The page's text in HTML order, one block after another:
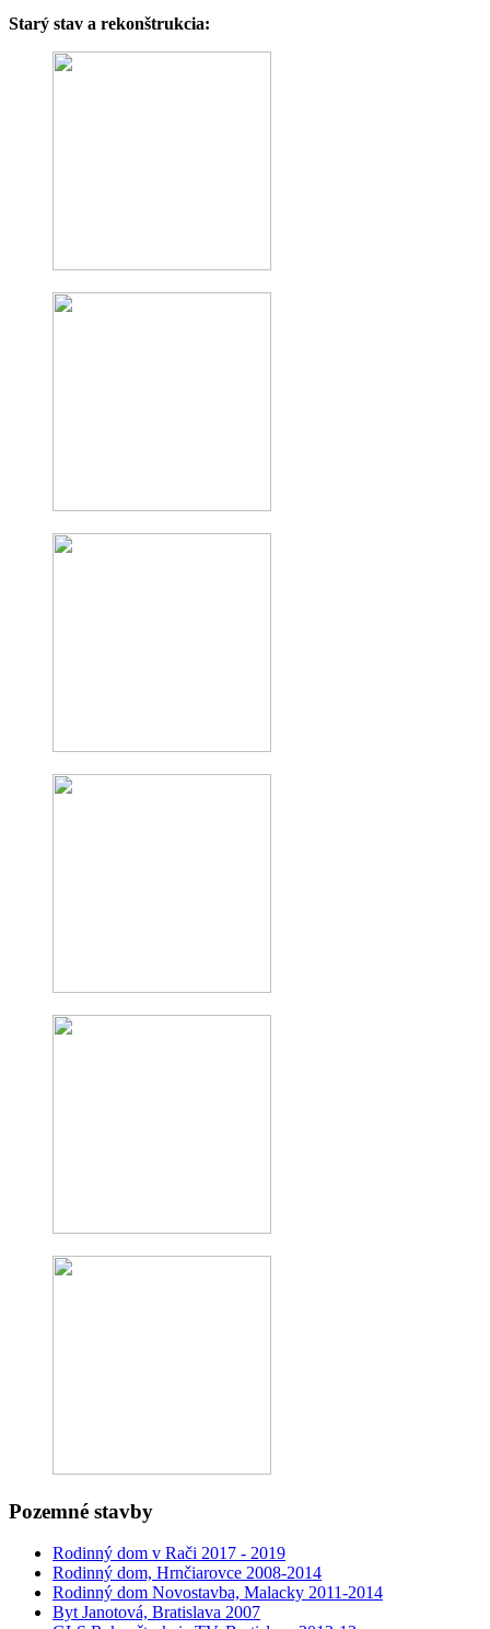
Starý stav a rekonštrukcia:
Pozemné stavby
Rodinný dom v Rači 2017 - 2019
Rodinný dom, Hrnčiarovce 2008-2014
Rodinný dom Novostavba, Malacky 2011-2014
Byt Janotová, Bratislava 2007